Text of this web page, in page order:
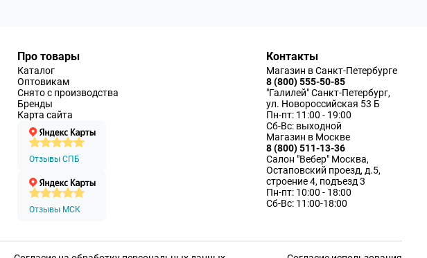
Про товары
Каталог
Оптовикам
Снято с производства
Бренды
Карта сайта
Отзывы СПБ
Отзывы МСК
Контакты
Магазин в Санкт-Петербурге
8 (800) 555-50-85
"Галилей" Санкт-Петербург,
ул. Новороссийская 53 Б
Пн-пт: 11:00 - 19:00
Сб-Вс: выходной
Магазин в Москве
8 (800) 511-13-36
Салон "Вебер" Москва,
Остаповский проезд, д.5,
строение 4, подъезд 3
Пн-пт: 10:00 - 18:00
Сб-Вс: 11:00-18:00